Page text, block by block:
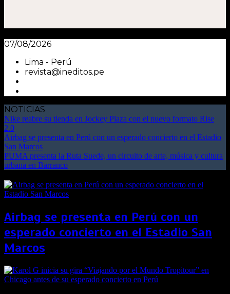
07/08/2026
Lima - Perú
revista@ineditos.pe
NOTICIAS
Nike reabre su tienda en Jockey Plaza con el nuevo formato Rise
2.0
Airbag se presenta en Perú con un esperado concierto en el Estadio
San Marcos
PUMA presenta la Ruta Suede, un circuito de arte, música y cultura
urbana en Barranco
Airbag se presenta en Perú con un
esperado concierto en el Estadio San
Marcos